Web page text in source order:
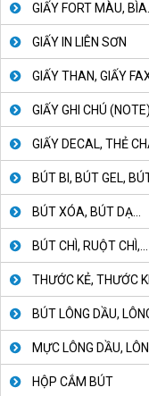
GIẤY FORT MÀU, BÌA...
GIẤY IN LIÊN SƠN
GIẤY THAN, GIẤY
GIẤY GHI CHÚ (NOTE)
GIẤY DECAL, THẺ
BÚT BI, BÚT GEL,
BÚT XÓA, BÚT DẠ...
BÚT CHÌ, RUỘT CHÌ,...
THƯỚC KẺ, THƯỚC
BÚT LÔNG DẦU,
MỰC LÔNG DẦU,
HỘP CẮM BÚT